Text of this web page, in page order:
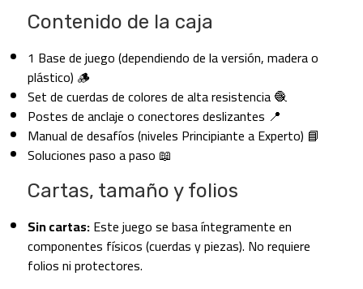
Contenido de la caja
1 Base de juego (dependiendo de la versión, madera o
plástico) 🪵
Set de cuerdas de colores de alta resistencia 🧶
Postes de anclaje o conectores deslizantes 📍
Manual de desafíos (niveles Principiante a Experto) 📘
Soluciones paso a paso 📖
Cartas, tamaño y folios
Sin cartas:Este juego se basa íntegramente en
componentes físicos (cuerdas y piezas). No requiere
folios ni protectores.